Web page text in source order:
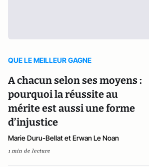
QUE LE MEILLEUR GAGNE
A chacun selon ses moyens :
pourquoi la réussite au
mérite est aussi une forme
d’injustice
Marie Duru-Bellat et Erwan Le Noan
1 min de lecture